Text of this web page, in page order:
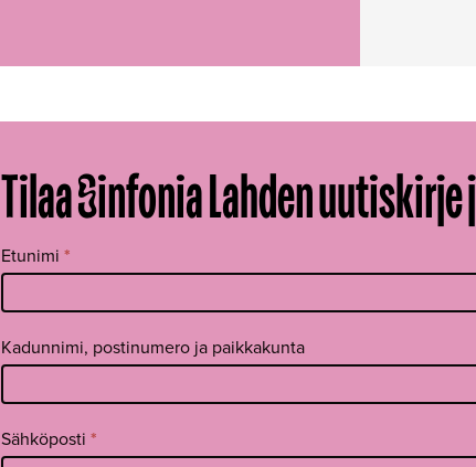
Tilaa Sinfonia Lahden
Tilaa
uutiskirje
footer FI
Etunimi *
Kadunnimi, postinumero ja paikkakunta
Sähköposti *